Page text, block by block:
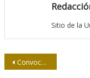
Sitio de la
Navegación
Convocan a otra edición de Taller sobre técnicas narrativas